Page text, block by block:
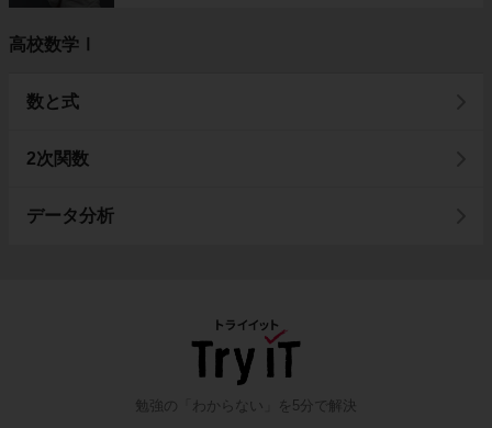
高校数学Ⅰ
数と式
2次関数
データ分析
勉強の「わからない」を5分で解決